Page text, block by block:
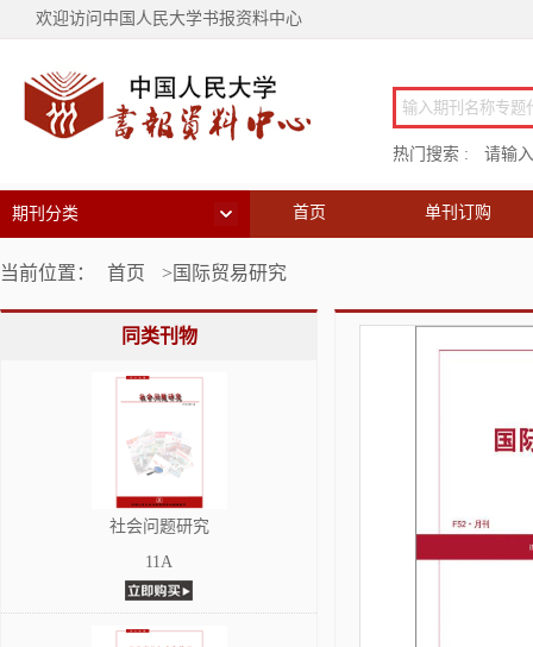
欢迎访问中国人民大学书报资料中心
热门搜索 : 请输
期刊分类 首页 单刊订购
当前位置： 首页 >国际贸易研究
同类刊物
社会问题研究
11A